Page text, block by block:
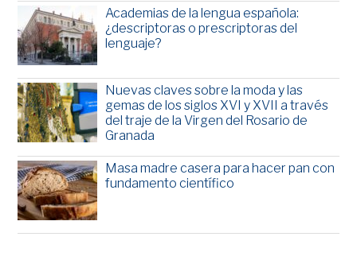
Academias de la lengua española:
¿descriptoras o prescriptoras del
lenguaje?
Nuevas claves sobre la moda y las
gemas de los siglos XVI y XVII a través
del traje de la Virgen del Rosario de
Granada
Masa madre casera para hacer pan con
fundamento científico